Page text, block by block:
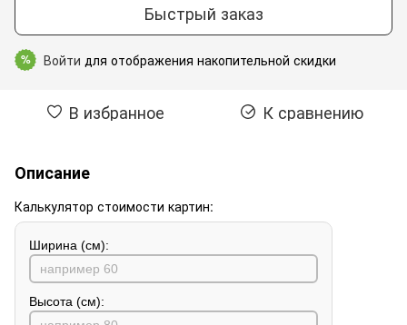
Быстрый заказ
% Войти для отображения накопительной скидки
В избранное К сравнению
Описание
Калькулятор стоимости картин:
Ширина (см):
Высота (см):